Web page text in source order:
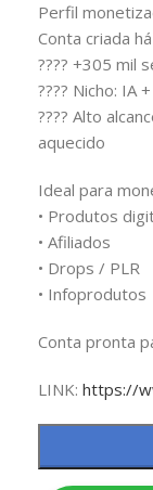
Perfil
Conta criada
???? +305 mil
???? Nicho: IA
???? Alto
aquecido
Ideal para
• Produtos
• Afiliados
• Drops / PLR
• Infoprodutos
Conta pronta
LINK: https://